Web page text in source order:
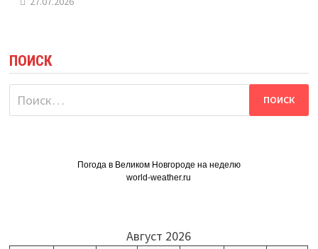
ПОИСК
Найти:
Погода в Великом Новгороде на неделю
world-weather.ru
Август 2026